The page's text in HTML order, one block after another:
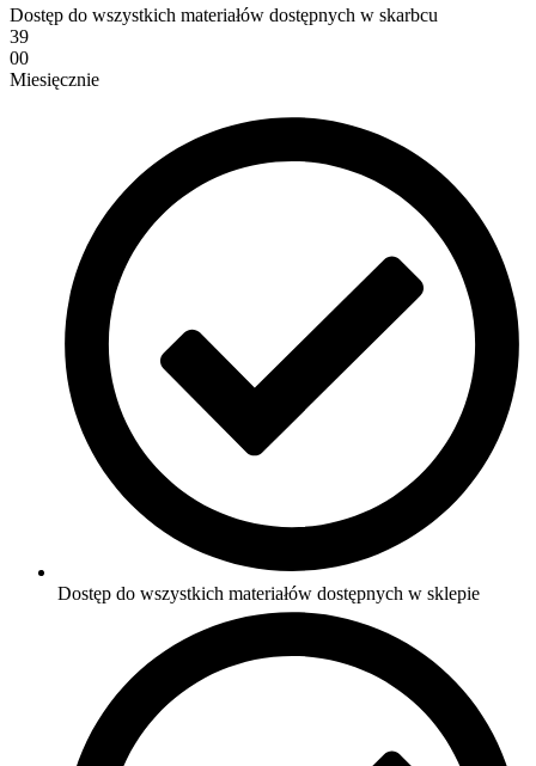
Dostęp do wszystkich materiałów dostępnych w skarbcu
39
00
Miesięcznie
Dostęp do wszystkich materiałów dostępnych w sklepie